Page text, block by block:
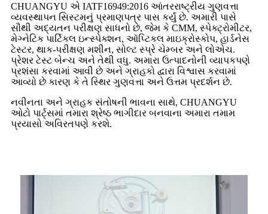
CHUANGYU એ IATF16949:2016 આંતરરાષ્ટ્રીય ગુણવત્તા
વ્યવસ્થાપન સિસ્ટમનું પ્રમાણપત્ર પાસ કર્યું છે. અમારી પાસે
સૌથી અદ્યતન પરીક્ષણ સાધનો છે, જેમ કે CMM, સ્પેક્ટ્રોમીટર,
મેગ્નેટિક પાર્ટિકલ ઇન્સ્પેક્શન, ઑપ્ટિકલ માઇક્રોસ્કોપ, હાર્ડનેસ
ટેસ્ટર, થાક-પરીક્ષણ મશીન, સોલ્ટ સ્પ્રે ચેમ્બર અને લોએચ.
પ્રેશર ટેસ્ટ બેન્ચ અને તેથી વધુ. અમારા ઉત્પાદનોની વ્યાપકપણે
પ્રશંસા કરવામાં આવી છે અને ગ્રાહકો દ્વારા વિશ્વાસ કરવામાં
આવ્યો છે કારણ કે તે સ્થિર ગુણવત્તા અને ઉત્તમ પ્રદર્શન છે.
નવીનતા અને ગ્રાહક સંતોષની ભાવના સાથે, CHUANGYU
ઓટો પાર્ટ્સમાં તમારા શ્રેષ્ઠ ભાગીદાર બનવાના અમારા તમામ
પ્રયાસો અવિરતપણે કરશે.